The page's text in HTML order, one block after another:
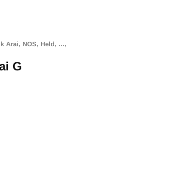
Arai, NOS, Held, ...,
G